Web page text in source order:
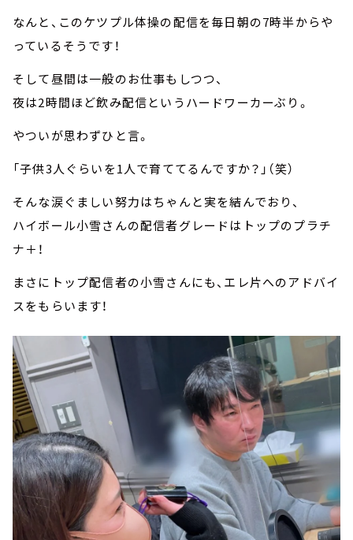
なんと、このケツプル体操の配信を毎日朝の7時半からや
っているそうです！
そして昼間は一般のお仕事もしつつ、
夜は2時間ほど飲み配信というハードワーカーぶり。
やついが思わずひと言。
「子供3人ぐらいを1人で育ててるんですか？」（笑）
そんな涙ぐましい努力はちゃんと実を結んでおり、
ハイボール小雪さんの配信者グレードはトップのプラチ
ナ＋！
まさにトップ配信者の小雪さんにも、エレ片へのアドバイ
スをもらいます！